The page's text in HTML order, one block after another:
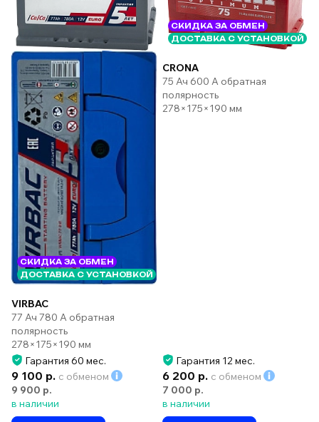
СКИДКА ЗА ОБМЕН
ДОСТАВКА С УСТАНОВКОЙ
VIRBAC
77 Ач 780 А обратная
полярность
278×175×190 мм
Гарантия 60 мес.
9 100 р. с обменом
9 900 р.
в наличии
СКИДКА ЗА ОБМЕН
ДОСТАВКА С УСТАНОВКОЙ
CRONA
75 Ач 600 А обратная
полярность
278×175×190 мм
Гарантия 12 мес.
6 200 р. с обменом
7 000 р.
в наличии